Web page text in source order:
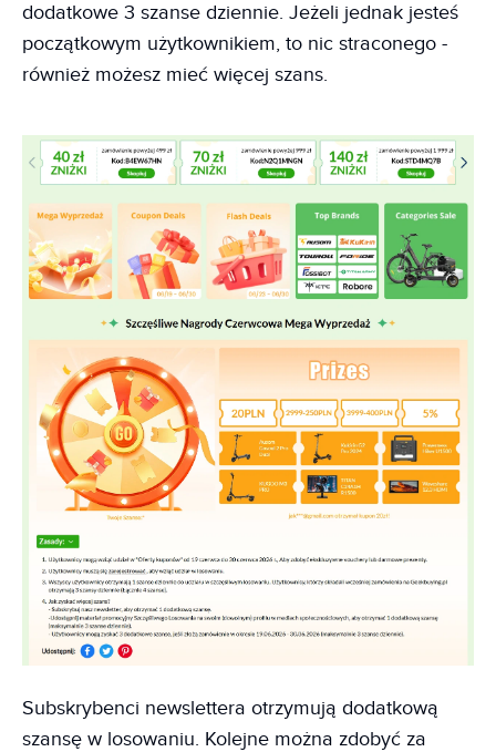
dodatkowe 3 szanse dziennie. Jeżeli jednak jesteś
początkowym użytkownikiem, to nic straconego -
również możesz mieć więcej szans.
Subskrybenci newslettera otrzymują dodatkową
szansę w losowaniu. Kolejne można zdobyć za